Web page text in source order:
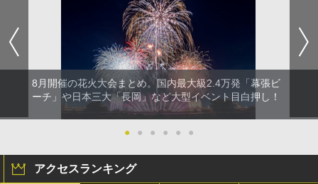
8月開催の花火大会まとめ。国内最大級2.4万発「幕張ビ
ーチ」や日本三大「長岡」など大型イベント目白押し！
● ● ● ● ● ●
アクセスランキング